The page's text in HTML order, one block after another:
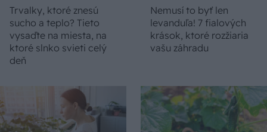
Trvalky, ktoré znesú
sucho a teplo? Tieto
vysaďte na miesta, na
ktoré slnko svieti celý
deň
Nemusí to byť len
levanduľa! 7 fialových
krások, ktoré rozžiaria
vašu záhradu